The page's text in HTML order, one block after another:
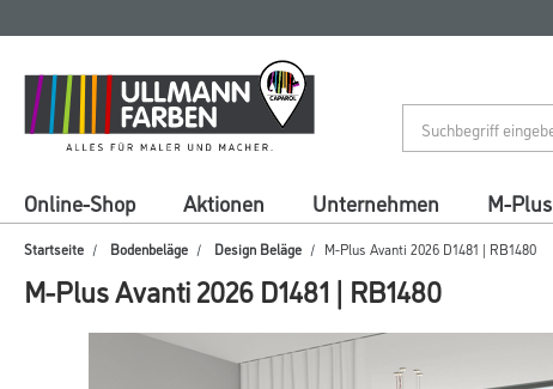
springen
springen
Online-Shop Aktionen Unternehmen M-Plus
Startseite Bodenbeläge Design Beläge M-Plus Avanti 2026 D1481 | RB1480
M-Plus Avanti 2026 D1481 | RB1480